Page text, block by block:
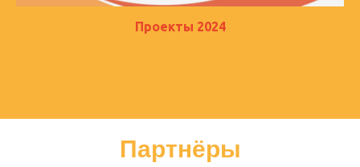
Проекты 2024
Партнёры